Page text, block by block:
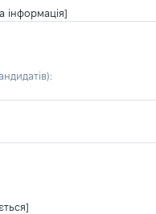
інформація]
: